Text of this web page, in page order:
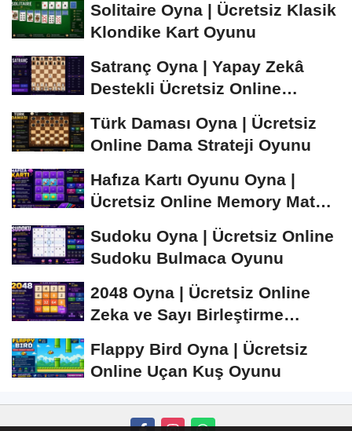
Solitaire Oyna | Ücretsiz Klasik
Klondike Kart Oyunu
Satranç Oyna | Yapay Zekâ
Destekli Ücretsiz Online
Türk Daması Oyna | Ücretsiz
Online Dama Strateji Oyunu
Hafıza Kartı Oyunu Oyna |
Ücretsiz Online Memory Match
Sudoku Oyna | Ücretsiz Online
Sudoku Bulmaca Oyunu
2048 Oyna | Ücretsiz Online
Zeka ve Sayı Birleştirme
Flappy Bird Oyna | Ücretsiz
Online Uçan Kuş Oyunu